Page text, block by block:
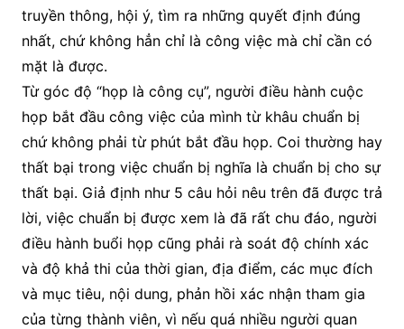
truyền thông, hội ý, tìm ra những quyết định đúng
nhất, chứ không hẳn chỉ là công việc mà chỉ cần có
mặt là được.
Từ góc độ “họp là công cụ”, người điều hành cuộc
họp bắt đầu công việc của mình từ khâu chuẩn bị
chứ không phải từ phút bắt đầu họp. Coi thường hay
thất bại trong việc chuẩn bị nghĩa là chuẩn bị cho sự
thất bại. Giả định như 5 câu hỏi nêu trên đã được trả
lời, việc chuẩn bị được xem là đã rất chu đáo, người
điều hành buổi họp cũng phải rà soát độ chính xác
và độ khả thi của thời gian, địa điểm, các mục đích
và mục tiêu, nội dung, phản hồi xác nhận tham gia
của từng thành viên, vì nếu quá nhiều người quan